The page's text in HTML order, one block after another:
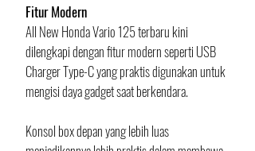
Fitur Modern
All New Honda Vario 125 terbaru kini
dilengkapi dengan fitur modern seperti USB
Charger Type-C yang praktis digunakan untuk
mengisi daya gadget saat berkendara.
Konsol box depan yang lebih luas